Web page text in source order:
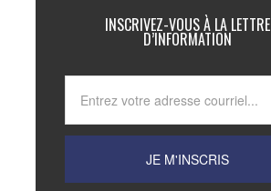
INSCRIVEZ-VOUS À LA LETTRE
D’INFORMATION